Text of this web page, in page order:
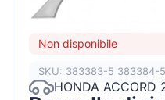
Non disponibile
SKU: 383383-5 383384-5
HONDA